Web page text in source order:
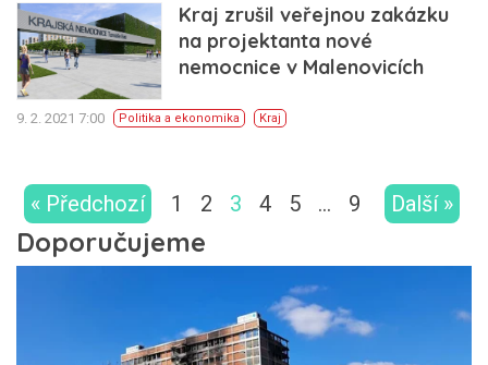
Kraj zrušil veřejnou zakázku
na projektanta nové
nemocnice v Malenovicích
9. 2. 2021 7:00 Politika a ekonomika Kraj
« Předchozí 1 2 3 4 5 … 9 Další »